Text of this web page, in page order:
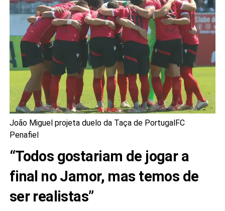
João Miguel projeta duelo da Taça de Portugal FC
Penafiel
“Todos gostariam de jogar a
final no Jamor, mas temos de
ser realistas”